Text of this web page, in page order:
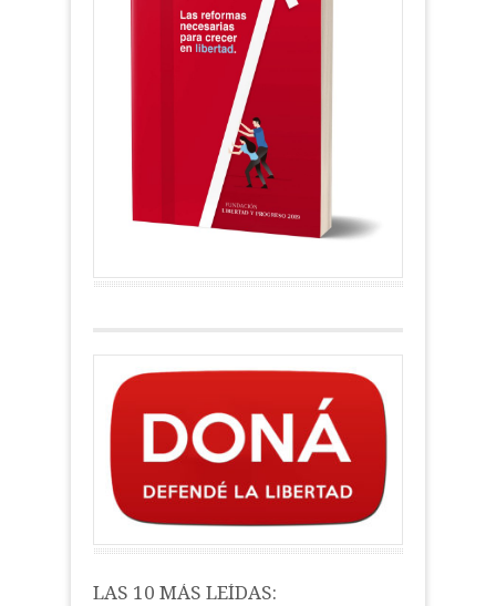
LAS 10 MÁS LEÍDAS: